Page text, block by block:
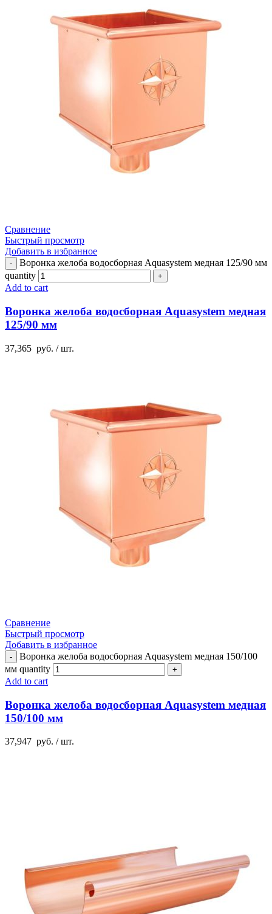
Сравнение
Быстрый просмотр
Добавить в избранное
Воронка желоба водосборная Aquasystem медная 125/90 мм
quantity
Add to cart
Воронка желоба водосборная Aquasystem медная
125/90 мм
37,365 руб. / шт.
Сравнение
Быстрый просмотр
Добавить в избранное
Воронка желоба водосборная Aquasystem медная 150/100
мм quantity
Add to cart
Воронка желоба водосборная Aquasystem медная
150/100 мм
37,947 руб. / шт.